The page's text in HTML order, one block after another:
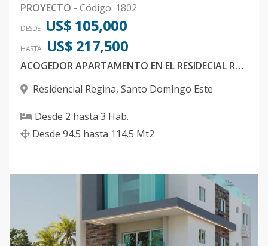
PROYECTO - Código: 1802
DESDE US$ 105,000
HASTA US$ 217,500
ACOGEDOR APARTAMENTO EN EL RESIDECIAL REGINA SANTO DOMINGO ESTE
Residencial Regina, Santo Domingo Este
Desde 2 hasta 3 Hab.
Desde 94.5 hasta 114.5 Mt2